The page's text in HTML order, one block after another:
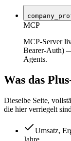
MCP
MCP-Server
Bearer-Auth)
Agents.
Was das
Dieselbe Seite,
die hier verriegelt
Umsatz,
Jahre